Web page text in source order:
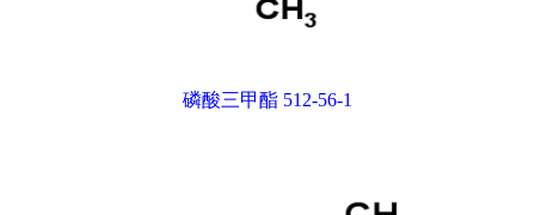
磷酸三甲酯 512-56-1